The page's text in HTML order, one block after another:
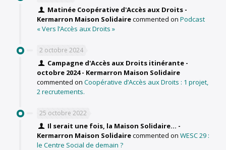
Matinée Coopérative d'Accès aux Droits -
Kermarron Maison Solidairecommented on Podcast
« Vers l’Accès aux Droits »
2 octobre 2024
Campagne d'Accès aux Droits itinérante -
octobre 2024 - Kermarron Maison Solidaire
commented on Coopérative d’Accès aux Droits : 1 projet,
2 recrutements.
25 octobre 2022
Il serait une fois, la Maison Solidaire... -
Kermarron Maison Solidairecommented on WESC 29 :
le Centre Social de demain ?